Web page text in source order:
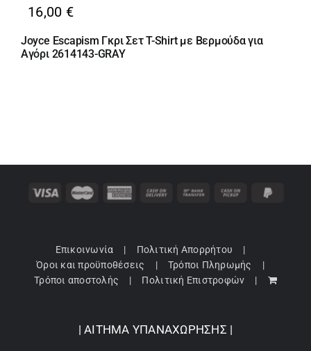
16,00 €
Joyce Escapism Γκρι Σετ T-Shirt με Βερμούδα για
Αγόρι 2614143-GRAY
Επικοινωνία
Πολιτική Απορρήτου
Όροι και προϋποθέσεις
Τρόποι Πληρωμής
Τρόποι αποστολής
Πολιτική Επιστροφών
| ΑΙΤΗΜΑ ΥΠΑΝΑΧΩΡΗΣΗΣ |